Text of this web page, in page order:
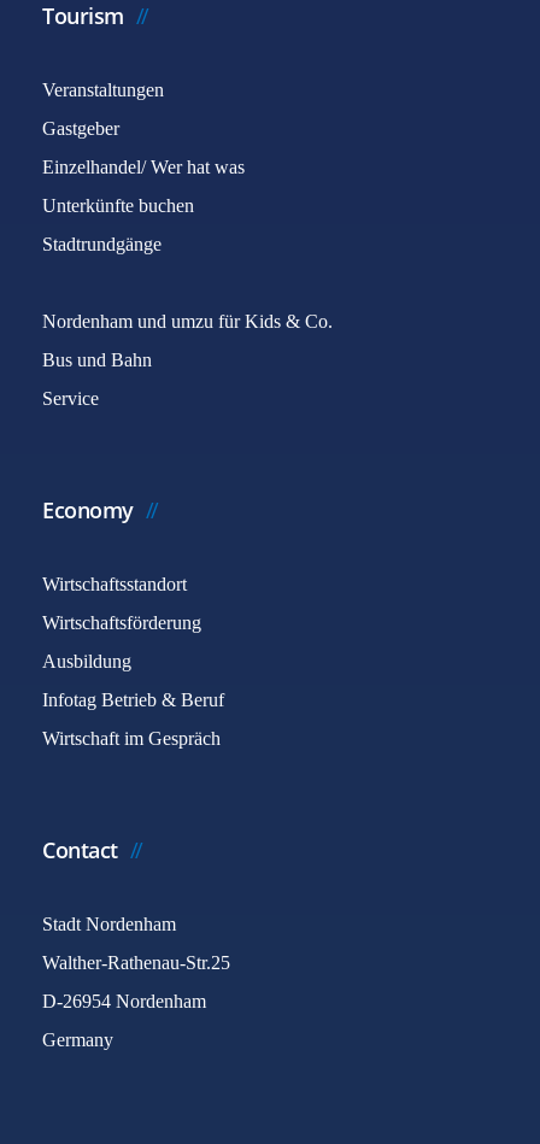
Tourism
Veranstaltungen
Gastgeber
Einzelhandel/ Wer hat was
Unterkünfte buchen
Stadtrundgänge
Nordenham und umzu für Kids & Co.
Bus und Bahn
Service
Economy
Wirtschaftsstandort
Wirtschaftsförderung
Ausbildung
Infotag Betrieb & Beruf
Wirtschaft im Gespräch
Contact
Stadt Nordenham
Walther-Rathenau-Str.25
D-26954 Nordenham
Germany